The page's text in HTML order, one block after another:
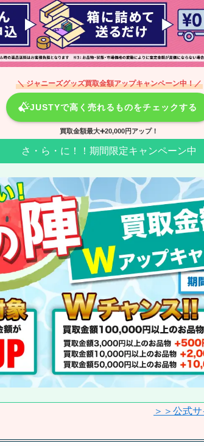
＼ ジャニーズグッズ買取金額アップキャンペーン中！／
JUSTYで高く売れるものをチェックする
買取金額最大➕20,000円アップ！
さ・ら・に！！期間限定キャンペーン中
＞＞公式